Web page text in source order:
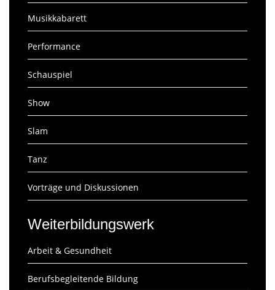
Musikkabarett
Performance
Schauspiel
Show
Slam
Tanz
Vorträge und Diskussionen
Weiterbildungswerk
Arbeit & Gesundheit
Berufsbegleitende Bildung